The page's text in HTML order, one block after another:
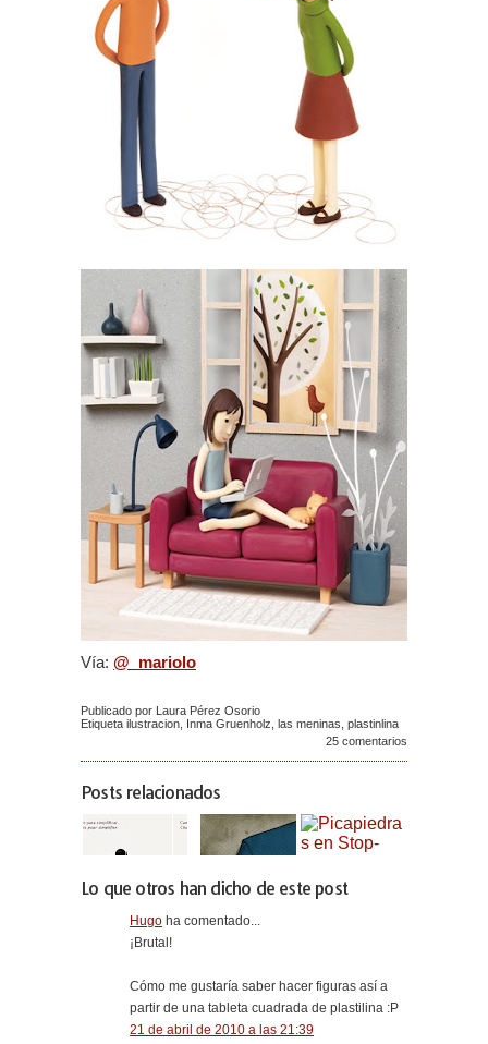
Vía: @_mariolo
Publicado por Laura Pérez Osorio
Etiqueta ilustracion Inma Gruenholz las meninas plastinlina
25 comentarios
Posts relacionados
Lo que otros han dicho de este post
Hugo ha comentado...
¡Brutal!
Cómo me gustaría saber hacer figuras así a
partir de una tableta cuadrada de plastilina :P
21 de abril de 2010 a las 21:39